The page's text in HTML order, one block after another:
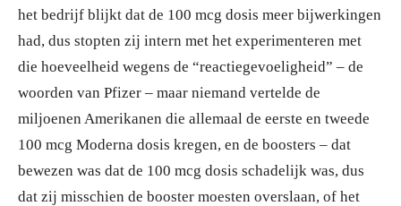
het bedrijf blijkt dat de 100 mcg dosis meer bijwerkingen
had, dus stopten zij intern met het experimenteren met
die hoeveelheid wegens de “reactiegevoeligheid” – de
woorden van Pfizer – maar niemand vertelde de
miljoenen Amerikanen die allemaal de eerste en tweede
100 mcg Moderna dosis kregen, en de boosters – dat
bewezen was dat de 100 mcg dosis schadelijk was, dus
dat zij misschien de booster moesten overslaan, of het